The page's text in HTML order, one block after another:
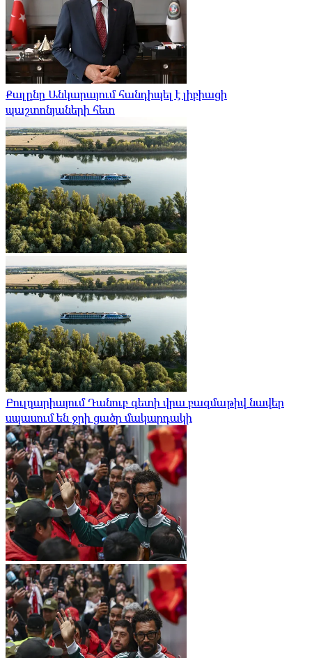
Քալընը Անկարայում հանդիպել է լիբիացի
պաշտոնյաների հետ
Բուլղարիայում Դանուբ գետի վրա բազմաթիվ նավեր
սպասում են ջրի ցածր մակարդակի